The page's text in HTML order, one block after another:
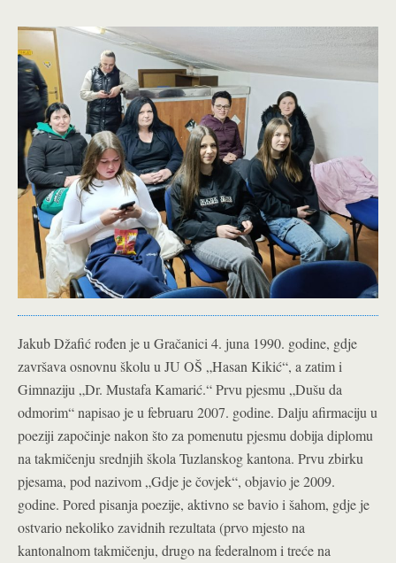
Jakub Džafić rođen je u Gračanici 4. juna 1990. godine, gdje
završava osnovnu školu u JU OŠ „Hasan Kikić“, a zatim i
Gimnaziju „Dr. Mustafa Kamarić.“ Prvu pjesmu „Dušu da
odmorim“ napisao je u februaru 2007. godine. Dalju afirmaciju u
poeziji započinje nakon što za pomenutu pjesmu dobija diplomu
na takmičenju srednjih škola Tuzlanskog kantona. Prvu zbirku
pjesama, pod nazivom „Gdje je čovjek“, objavio je 2009.
godine. Pored pisanja poezije, aktivno se bavio i šahom, gdje je
ostvario nekoliko zavidnih rezultata (prvo mjesto na
kantonalnom takmičenju, drugo na federalnom i treće na